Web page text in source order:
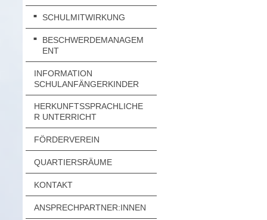
SCHULMITWIRKUNG
BESCHWERDEMANAGEM
ENT
INFORMATION
SCHULANFÄNGERKINDER
HERKUNFTSSPRACHLICHE
R UNTERRICHT
FÖRDERVEREIN
QUARTIERSRÄUME
KONTAKT
ANSPRECHPARTNER:INNEN